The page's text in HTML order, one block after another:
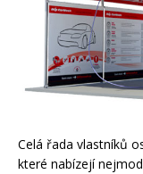
Celá řada vlastníků
které nabízejí